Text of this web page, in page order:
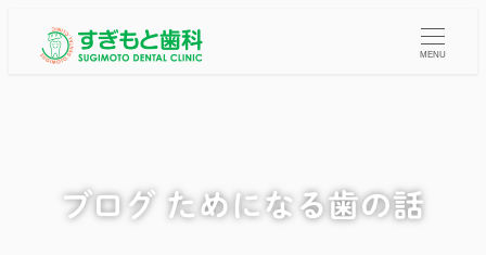
MENU
ブログ ためになる歯の話